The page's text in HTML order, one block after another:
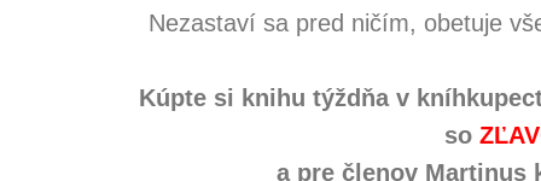
Nezastaví sa pred ničím, obetuje
Kúpte si knihu týždňa v
so
a pre členov Martinus